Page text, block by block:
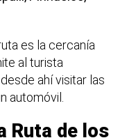
es la cercanía
al turista
ahí visitar las
automóvil.
Ruta de los